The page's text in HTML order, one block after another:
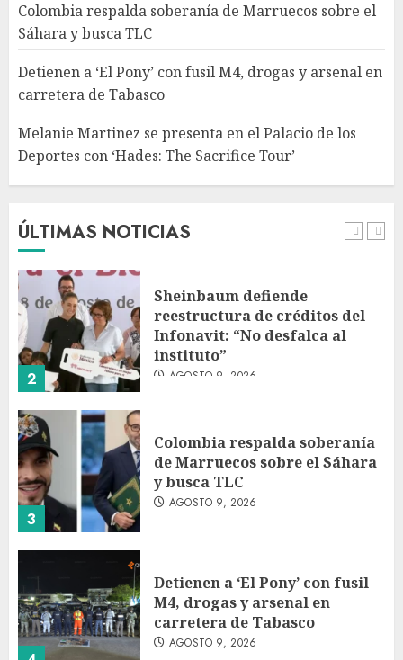
Colombia respalda soberanía de Marruecos sobre el
Sáhara y busca TLC
Detienen a ‘El Pony’ con fusil M4, drogas y arsenal en
carretera de Tabasco
Melanie Martinez se presenta en el Palacio de los
Deportes con ‘Hades: The Sacrifice Tour’
ÚLTIMAS NOTICIAS
5
Melanie Martinez se presenta
con ‘Hades: The Sacrifice Tour’
AGOSTO 9, 2026
1
Lionel, a los 68 años en Rosario
2
Sheinbaum defiende
reestructura de créditos del
Infonavit: “No desfalca al
instituto”
AGOSTO 9, 2026
3
Colombia respalda soberanía
de Marruecos sobre el Sáhara
y busca TLC
AGOSTO 9, 2026
Detienen a ‘El Pony’ con fusil
M4, drogas y arsenal en
carretera de Tabasco
AGOSTO 9, 2026